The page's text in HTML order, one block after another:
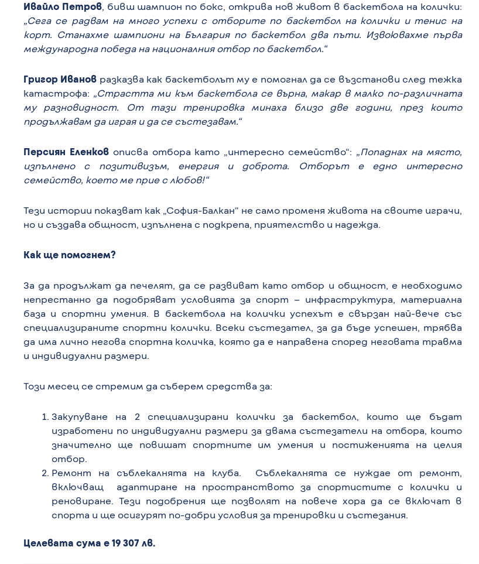
Ивайло Петров, бивш шампион по бокс, открива нов живот в баскетбола на колички:
„Сега се радвам на много успехи с отборите по баскетбол на колички и тенис на
корт. Станахме шампиони на България по баскетбол два пъти. Извоювахме първа
международна победа на националния отбор по баскетбол.“
Григор Иванов разказва как баскетболът му е помогнал да се възстанови след тежка
катастрофа: „Страстта ми към баскетбола се върна, макар в малко по-различната
му разновидност. От тази тренировка минаха близо две години, през които
продължавам да играя и да се състезавам.“
Персиян Еленковописва отбора като „интересно семейство“: „Попаднах на място,
изпълнено с позитивизъм, енергия и доброта. Отборът е едно интересно
семейство, което ме прие с любов!“
Тези истории показват как „София-Балкан“ не само променя живота на своите играчи,
но и създава общност, изпълнена с подкрепа, приятелство и надежда.
Как ще помогнем?
За да продължат да печелят, да се развиват като отбор и общност, е необходимо
непрестанно да подобряват условията за спорт – инфраструктура, материална
база и спортни умения. В баскетбола на колички успехът е свързан най-вече със
специализираните спортни колички. Всеки състезател, за да бъде успешен, трябва
да има лично негова спортна количка, която да е направена според неговата травма
и индивидуални размери.
Този месец се стремим да съберем средства за:
Закупуване на 2 специализирани колички за баскетбол, които ще бъдат
изработени по индивидуални размери за двама състезатели на отбора, които
значително ще повишат спортните им умения и постиженията на целия
отбор.
Ремонт на съблекалнята на клуба. Съблекалнята се нуждае от ремонт,
включващ адаптиране на пространството за спортистите с колички и
реновиране.Тези подобрения ще позволят на повече хора да се включат в
спорта и ще осигурят по-добри условия за тренировки и състезания.
Целевата сума е 19 307 лв.